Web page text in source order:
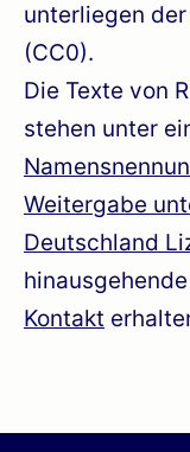
unterliegen
(CC0).
Die Texte von
stehen unter
Weitergabe
Deutschland
Kontakt